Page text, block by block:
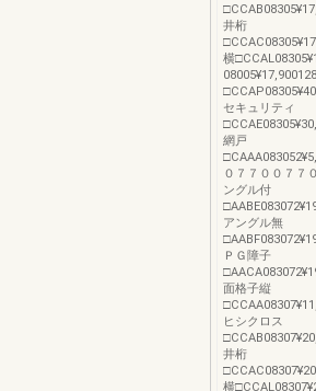
井桁
横
セキュリティ
網戸
０７７００７７
ングル付
アングル無
ＰＧ障子
面格子縦
ヒシクロス
井桁
横